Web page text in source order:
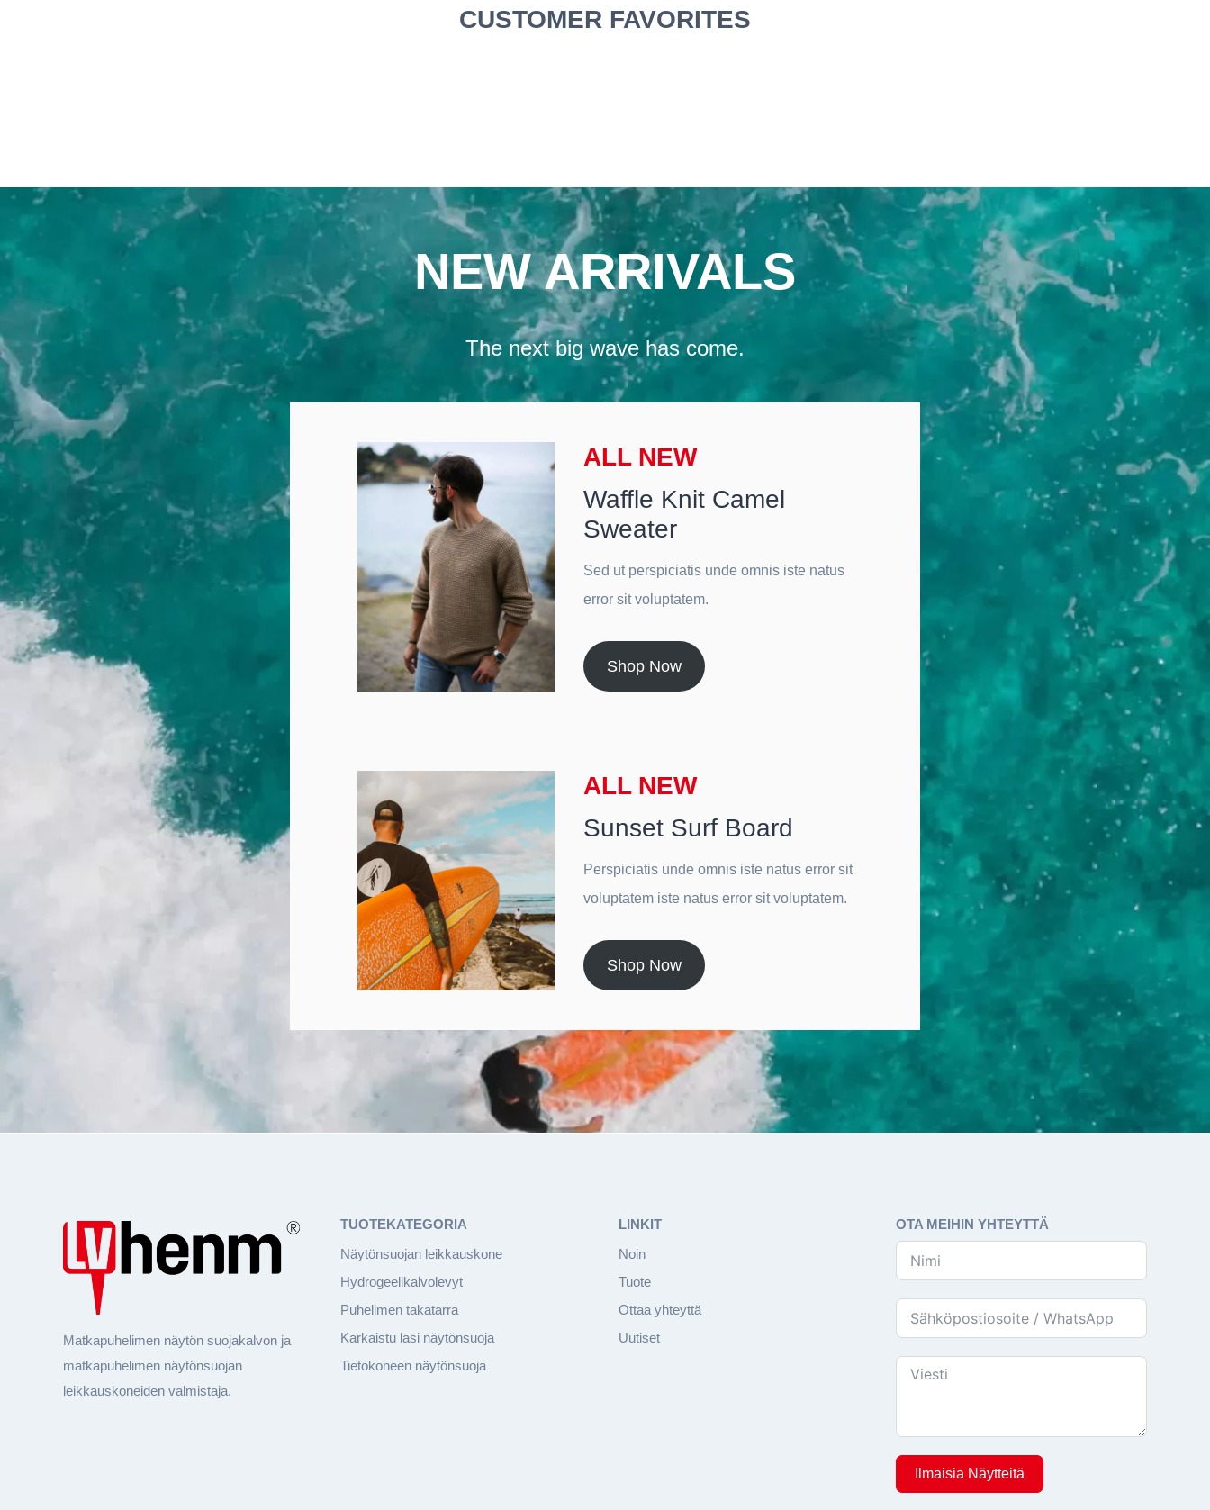
CUSTOMER FAVORITES
NEW ARRIVALS
The next big wave has come.
ALL NEW
Waffle Knit Camel
Sweater
Sed ut perspiciatis unde omnis iste natus
error sit voluptatem.
Shop Now
ALL NEW
Sunset Surf Board
Perspiciatis unde omnis iste natus error sit
voluptatem iste natus error sit voluptatem.
Shop Now
Matkapuhelimen näytön suojakalvon ja
matkapuhelimen näytönsuojan
leikkauskoneiden valmistaja.
TUOTEKATEGORIA
Näytönsuojan leikkauskone
Hydrogeelikalvolevyt
Puhelimen takatarra
Karkaistu lasi näytönsuoja
Tietokoneen näytönsuoja
LINKIT
Noin
Tuote
Ottaa yhteyttä
Uutiset
OTA MEIHIN YHTEYTTÄ
Ilmaisia ​​näytteitä